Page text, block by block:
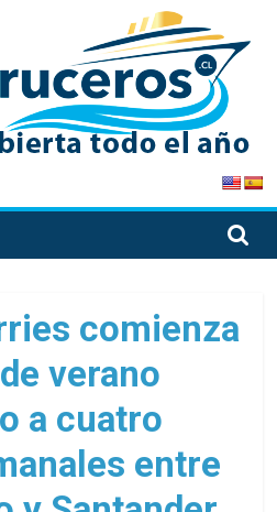
comienza
verano
a cuatro
entre